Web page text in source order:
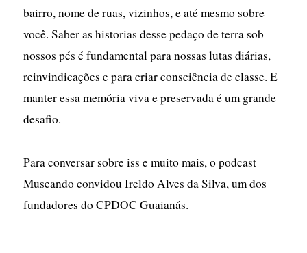
bairro, nome de ruas, vizinhos, e até mesmo sobre
você. Saber as historias desse pedaço de terra sob
nossos pés é fundamental para nossas lutas diárias,
reinvindicações e para criar consciência de classe. E
manter essa memória viva e preservada é um grande
desafio.
Para conversar sobre iss e muito mais, o podcast
Museando convidou Ireldo Alves da Silva, um dos
fundadores do CPDOC Guaianás.